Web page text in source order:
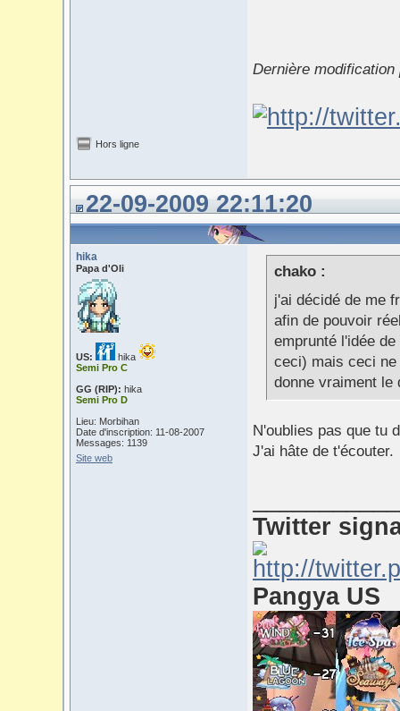
Dernière
Hors ligne
22-09-2009 22:11:20
hika
Papa d'Oli
US:
hika
Semi Pro C
GG (RIP): hika
Semi Pro D
Lieu: Morbihan
Date d'inscription: 11-08-2007
Messages: 1139
Site web
chako :
j'ai décidé de me
afin de pouvoir
emprunté l'idée
ceci) mais ceci
donne vraiment le
N'oublies pas que tu
J'ai hâte de t'écouter.
Twitter
Pangya US